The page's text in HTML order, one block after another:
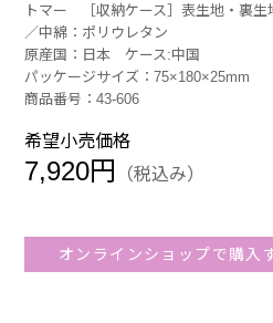
トマー ［収納ケース］表生地・裏生
／中綿：ポリウレタン
原産国：日本 ケース:中国
パッケージサイズ：75×180×25mm
商品番号：43-606
希望小売価格
7,920円 （税込み）
オンラインショップで購入